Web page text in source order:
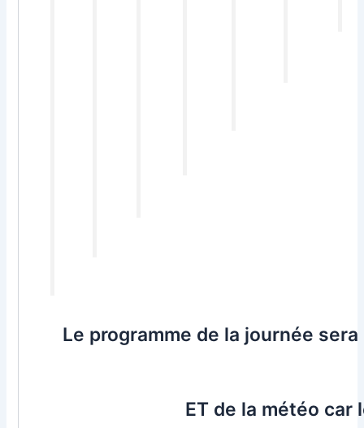
Le programme de la journée
ET de la météo